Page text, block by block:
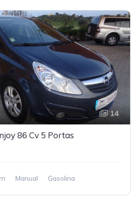
14
86 Cv 5 Portas
Manual Gasolina